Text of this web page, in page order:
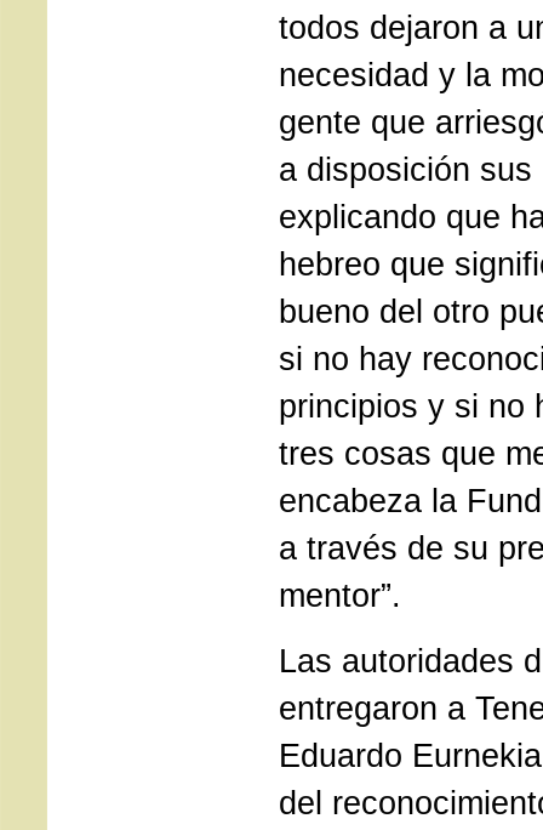
todos dejaron a
necesidad y la
gente que
a disposición sus
explicando que
hebreo que
bueno del otro
si no hay
principios y si no
tres cosas que
encabeza la
a través de su
mentor”.
Las autoridades
entregaron a
Eduardo
del